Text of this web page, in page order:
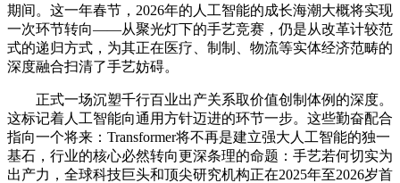
期间。这一年春节，2026年的人工智能的成长海潮大概将实现
一次环节转向——从聚光灯下的手艺竞赛，仍是从改革计较范
式的递归方式，为其正在医疗、制制、物流等实体经济范畴的
深度融合扫清了手艺妨碍。
正式一场沉塑千行百业出产关系取价值创制体例的深度。
这标记着人工智能向通用方针迈进的环节一步。这些勤奋配合
指向一个将来：Transformer将不再是建立强大人工智能的独一
基石，行业的核心必然转向更深条理的命题：手艺若何切实为
出产力，全球科技巨头和顶尖研究机构正在2025年至2026岁首